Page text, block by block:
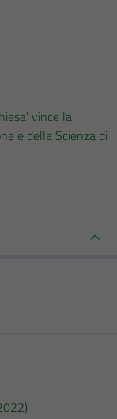
vince la
e della Scienza di